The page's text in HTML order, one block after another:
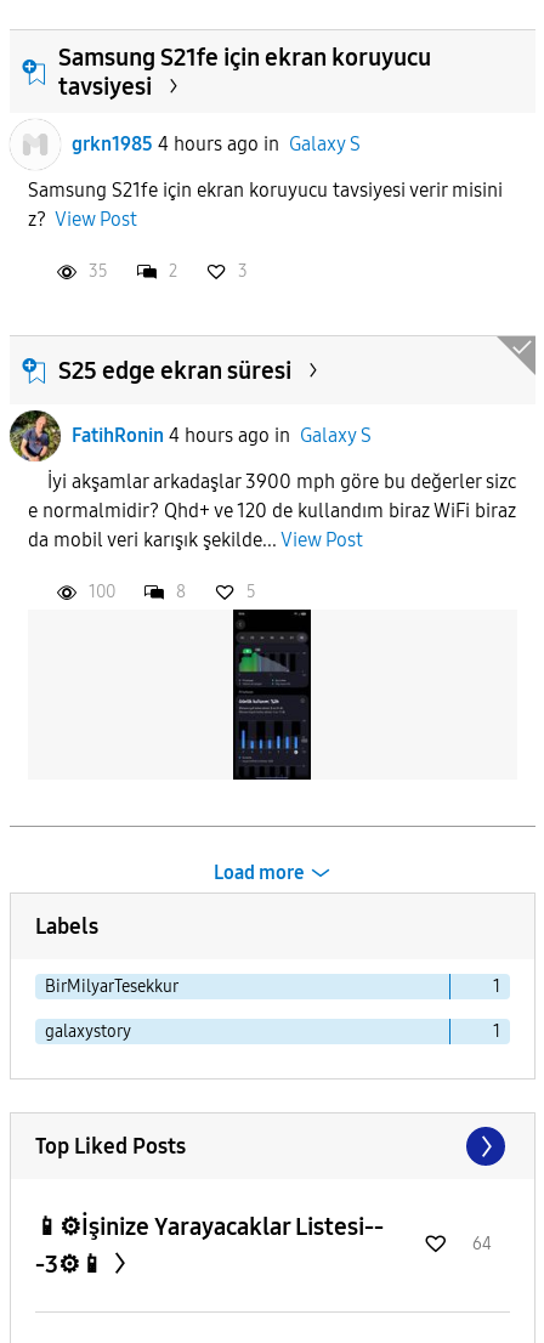
Samsung S21fe için ekran koruyucu
tavsiyesi
grkn1985 4 hours ago in Galaxy S
Samsung S21fe için ekran koruyucu tavsiyesi verir misini
z? View Post
35 2 3
S25 edge ekran süresi
FatihRonin 4 hours ago in Galaxy S
İyi akşamlar arkadaşlar 3900 mph göre bu değerler sizc
e normalmidir? Qhd+ ve 120 de kullandım biraz WiFi biraz
da mobil veri karışık şekilde... View Post
100 8 5
Load more
Labels
BirMilyarTesekkur 1
galaxystory 1
Top Liked Posts
📱⚙️İşinize Yarayacaklar Listesi--
-3⚙️📱
64